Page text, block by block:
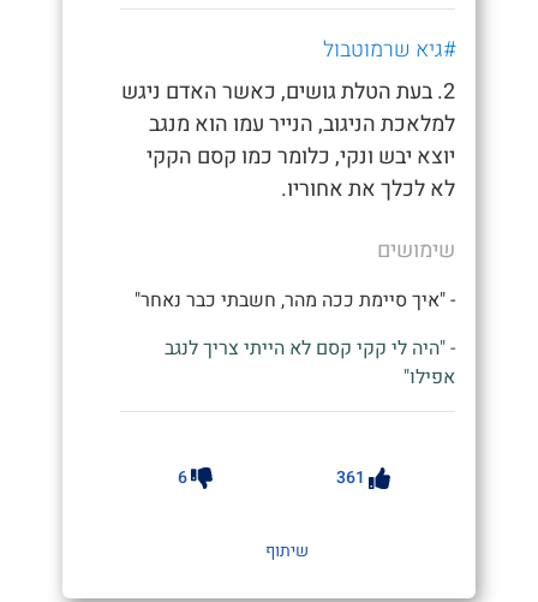
#גיא שרמוטבול
2. בעת הטלת גושים, כאשר האדם ניגש
למלאכת הניגוב, הנייר עמו הוא מנגב
יוצא יבש ונקי, כלומר כמו קסם הקקי
לא לכלך את אחוריו.
שימושים
- "איך סיימת ככה מהר, חשבתי כבר נאחר"
- "היה לי קקי קסם לא הייתי צריך לנגב
אפילו"
361
6
שיתוף